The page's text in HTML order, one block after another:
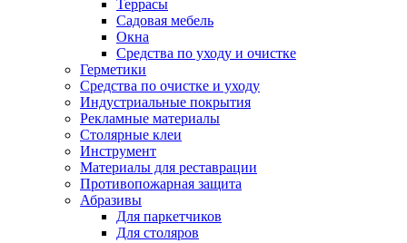
Террасы
Садовая мебель
Окна
Средства по уходу и очистке
Герметики
Средства по очистке и уходу
Индустриальные покрытия
Рекламные материалы
Столярные клеи
Инструмент
Материалы для реставрации
Противопожарная защита
Абразивы
Для паркетчиков
Для столяров